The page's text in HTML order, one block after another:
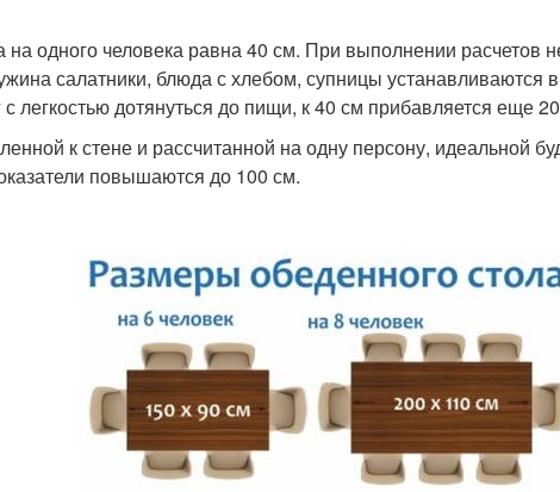
на одного человека равна 40 см. При выполнении расчетов
салатники, блюда с хлебом, супницы устанавливаются
легкостью дотянуться до пищи, к 40 см прибавляется еще
к стене и рассчитанной на одну персону, идеальной
повышаются до 100 см.